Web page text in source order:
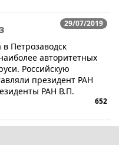
29/07/2019
в Петрозаводск
авторитетных
Российскую
президент РАН
РАН В.П.
652